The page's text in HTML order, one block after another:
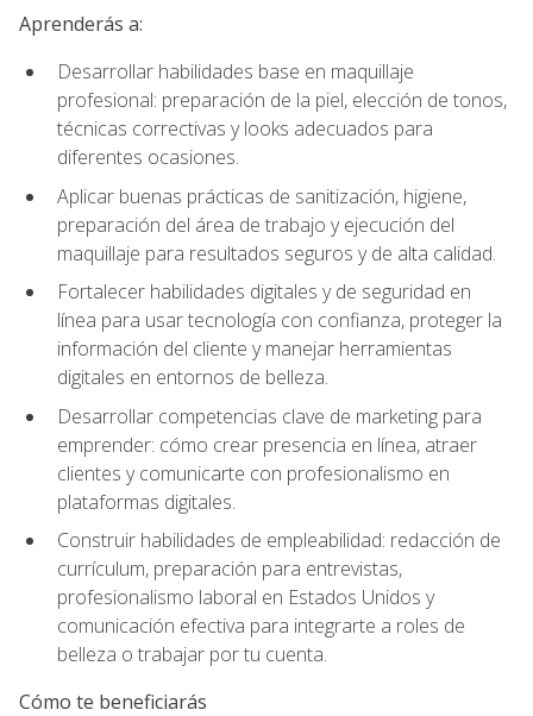
Aprenderás a:
Desarrollar habilidades base en maquillaje
profesional: preparación de la piel, elección de tonos,
técnicas correctivas y looks adecuados para
diferentes ocasiones.
Aplicar buenas prácticas de sanitización, higiene,
preparación del área de trabajo y ejecución del
maquillaje para resultados seguros y de alta calidad.
Fortalecer habilidades digitales y de seguridad en
línea para usar tecnología con confianza, proteger la
información del cliente y manejar herramientas
digitales en entornos de belleza.
Desarrollar competencias clave de marketing para
emprender: cómo crear presencia en línea, atraer
clientes y comunicarte con profesionalismo en
plataformas digitales.
Construir habilidades de empleabilidad: redacción de
currículum, preparación para entrevistas,
profesionalismo laboral en Estados Unidos y
comunicación efectiva para integrarte a roles de
belleza o trabajar por tu cuenta.
Cómo te beneficiarás